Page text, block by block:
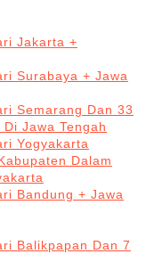
Jakarta +
Surabaya + Jawa
Semarang Dan 33
Jawa Tengah
Yogyakarta
Dalam
Bandung + Jawa
Balikpapan Dan 7